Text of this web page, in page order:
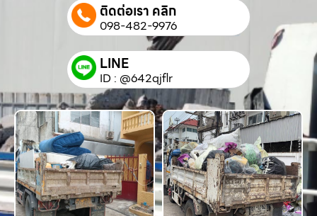
ติดต่อเรา คลิก
098-482-9976
LINE
ID : @642qjflr